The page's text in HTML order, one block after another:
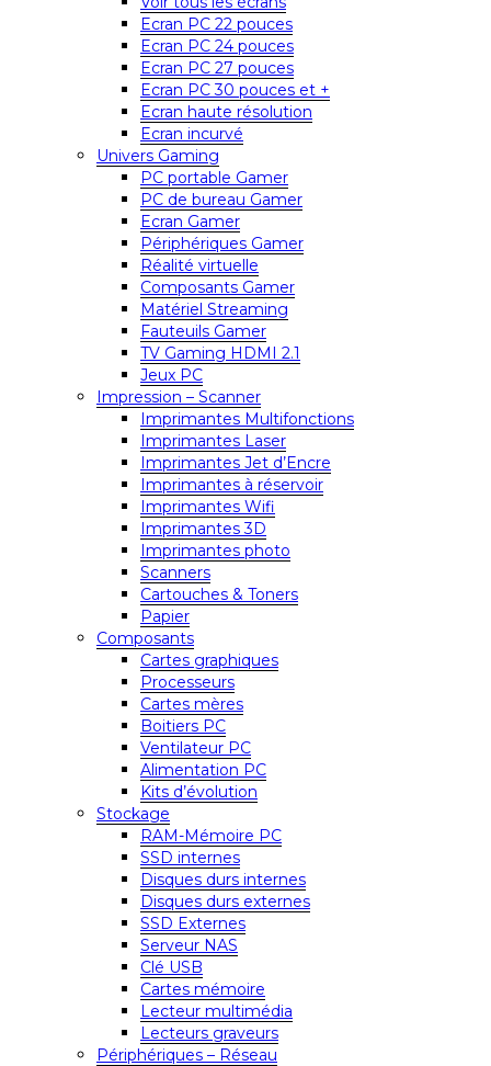
Ecran PC 22 pouces
Ecran PC 24 pouces
Ecran PC 27 pouces
Ecran PC 30 pouces et +
Ecran haute résolution
Ecran incurvé
Univers Gaming
PC portable Gamer
PC de bureau Gamer
Ecran Gamer
Périphériques Gamer
Réalité virtuelle
Composants Gamer
Matériel Streaming
Fauteuils Gamer
TV Gaming HDMI 2.1
Jeux PC
Impression – Scanner
Imprimantes Multifonctions
Imprimantes Laser
Imprimantes Jet d’Encre
Imprimantes à réservoir
Imprimantes Wifi
Imprimantes 3D
Imprimantes photo
Scanners
Cartouches & Toners
Papier
Composants
Cartes graphiques
Processeurs
Cartes mères
Boitiers PC
Ventilateur PC
Alimentation PC
Kits d’évolution
Stockage
RAM-Mémoire PC
SSD internes
Disques durs internes
Disques durs externes
SSD Externes
Serveur NAS
Clé USB
Cartes mémoire
Lecteur multimédia
Lecteurs graveurs
Périphériques – Réseau